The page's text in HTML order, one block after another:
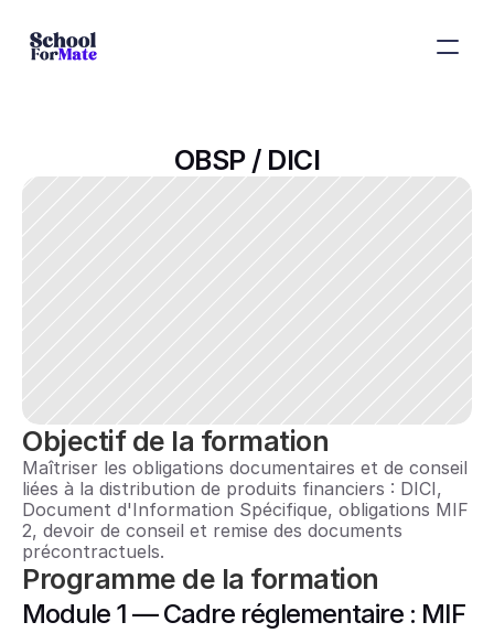
OBSP / DICI
Objectif de la formation
Maîtriser les obligations documentaires et de conseil
liées à la distribution de produits financiers : DICI,
Document d'Information Spécifique, obligations MIF
2, devoir de conseil et remise des documents
précontractuels.
Programme de la formation
Module 1 — Cadre réglementaire : MIF